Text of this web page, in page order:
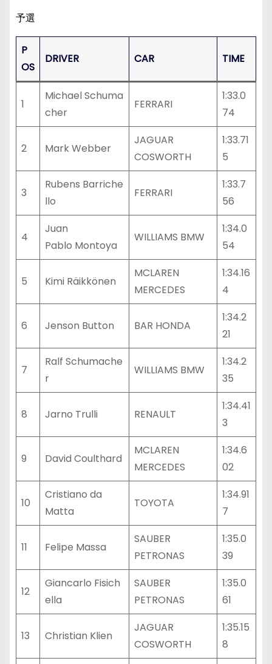
予選
P
OS
DRIVER CAR TIME
1
Michael Schuma
cher
FERRARI
1:33.0
74
2 Mark Webber
JAGUAR
COSWORTH
1:33.71
5
3
Rubens Barriche
llo
FERRARI
1:33.7
56
4
Juan
Pablo Montoya
WILLIAMS BMW
1:34.0
54
5 Kimi Räikkönen
MCLAREN
MERCEDES
1:34.16
4
6 Jenson Button BAR HONDA
1:34.2
21
7
Ralf Schumache
r
WILLIAMS BMW
1:34.2
35
8 Jarno Trulli RENAULT
1:34.41
3
9 David Coulthard
MCLAREN
MERCEDES
1:34.6
02
10
Cristiano da
Matta
TOYOTA
1:34.91
7
11 Felipe Massa
SAUBER
PETRONAS
1:35.0
39
12
Giancarlo Fisich
ella
SAUBER
PETRONAS
1:35.0
61
13 Christian Klien
JAGUAR
COSWORTH
1:35.15
8